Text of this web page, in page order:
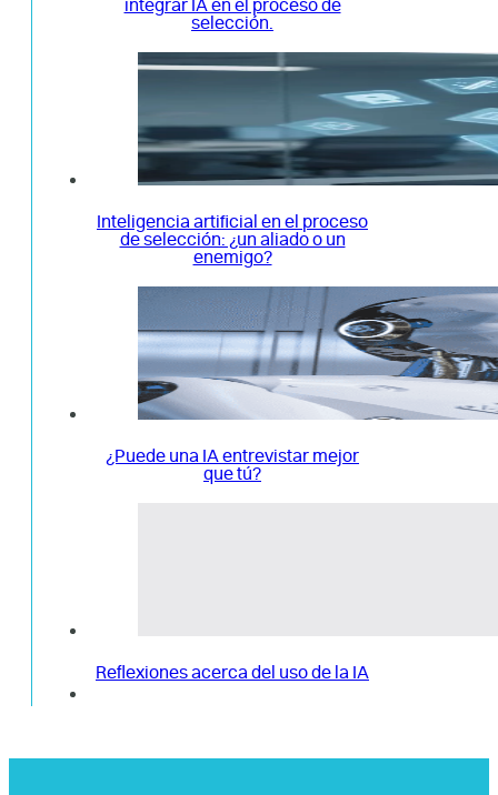
integrar IA en el proceso de
selección.
Inteligencia artificial en el proceso
de selección: ¿un aliado o un
enemigo?
¿Puede una IA entrevistar mejor
que tú?
Reflexiones acerca del uso de la IA